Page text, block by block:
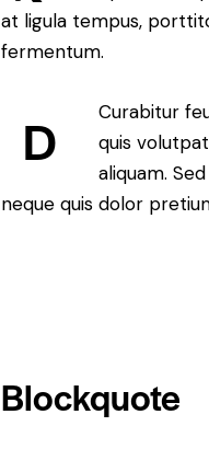
at ligula tempus,
fermentum.
D
Curabitur
quis
aliquam.
neque quis dolor
Blockquote